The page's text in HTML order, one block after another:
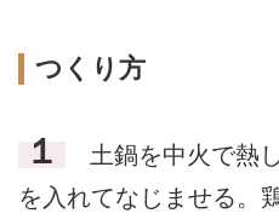
つくり方
１
土鍋を中火で熱
を入れてなじませる。